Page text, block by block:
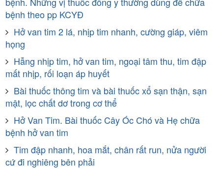
bệnh theo pp KCYĐ
Hở van tim 2 lá, nhịp tim nhanh, cường giáp, viêm
họng
Hẫng nhịp tim, hở van tim, ngoại tâm thu, tim đập
mất nhịp, rối loạn áp huyết
Bài thuốc thông tim và bài thuốc xổ sạn thận, sạn
mật, lọc chất dơ trong cơ thể
Hở Van Tim. Bài thuốc Cây Óc Chó và Hẹ chữa
bệnh hở van tim
Tim đập nhanh, hoa mắt, chân rất run, nửa người
cứ đi nghiêng bên phải